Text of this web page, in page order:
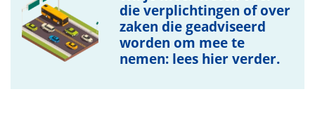
die verplichtingen of over
zaken die geadviseerd
worden om mee te
nemen: lees hier verder.